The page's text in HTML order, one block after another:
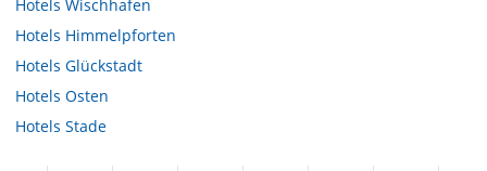
Hotels Wischhafen
Hotels Himmelpforten
Hotels Glückstadt
Hotels Osten
Hotels Stade